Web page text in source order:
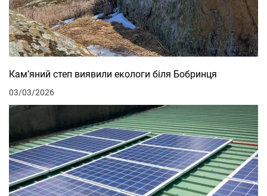
Кам’яний степ виявили екологи біля Бобринця
03/03/2026